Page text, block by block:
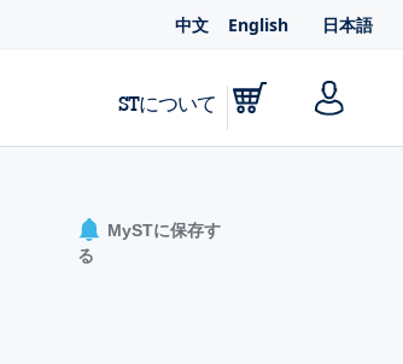
中文 English 日本語
STについて
MySTに保存す
る